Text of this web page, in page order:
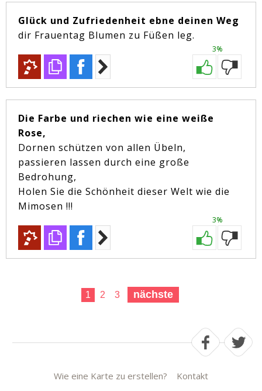
Glück und Zufriedenheit ebne deinen Weg
dir Frauentag Blumen zu Füßen leg.
3%
Die Farbe und riechen wie eine weiße
Rose,
Dornen schützen von allen Übeln,
passieren lassen durch eine große
Bedrohung,
Holen Sie die Schönheit dieser Welt wie die
Mimosen !!!
3%
1 2 3 nächste
Wie eine Karte zu erstellen?
Kontakt